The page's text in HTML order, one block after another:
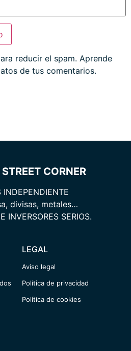
reducir el spam. Aprende
de tus comentarios.
CORNER
INDEPENDIENTE
divisas, metales…
INVERSORES SERIOS.
LEGAL
Aviso legal
Política de privacidad
Política de cookies